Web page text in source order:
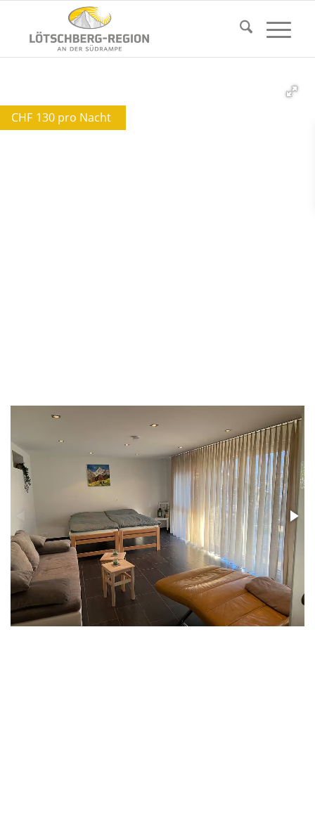
CHF 130 pro Nacht